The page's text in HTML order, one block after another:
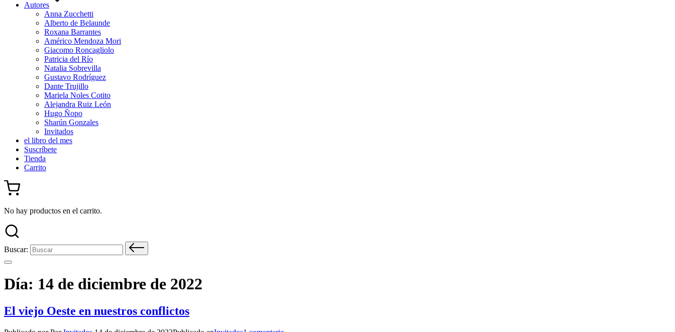
Autores
Anna Zucchetti
Alberto de Belaunde
Roxana Barrantes
Américo Mendoza Mori
Giacomo Roncagliolo
Patricia del Río
Natalia Sobrevilla
Gustavo Rodríguez
Dante Trujillo
Mariela Noles Cotito
Alejandra Ruiz León
Hugo Ñopo
Sharún Gonzales
Invitados
el libro del mes
Suscríbete
Tienda
Carrito
No hay productos en el carrito.
Buscar:
Día: 14 de diciembre de 2022
El viejo Oeste en nuestros conflictos